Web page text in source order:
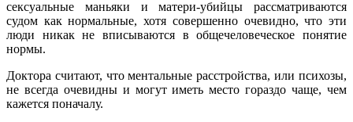
сексуальные маньяки и матери-убийцы рассматриваются
судом как нормальные, хотя совершенно очевидно, что эти
люди никак не вписываются в общечеловеческое понятие
нормы.
Доктора считают, что ментальные расстройства, или психозы,
не всегда очевидны и могут иметь место гораздо чаще, чем
кажется поначалу.